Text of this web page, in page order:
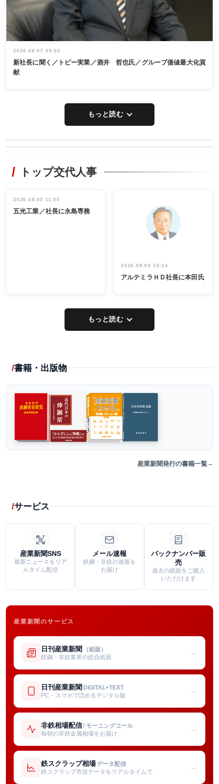
2026.08.07 05:00
新社長に聞く／トピー実業／酒井 哲也氏／グループ価値最大化貢
献
もっと読む
非鉄業界で
インタビュ
ー／社内ア
タックトレー
祝う 業界関
係者ら220人
出席
トップ交代人事
2026.08.05 11:00
五光工業／社長に永島専務
2026.08.04 15:14
アルテミラＨＤ社長に本田氏
もっと読む
書籍・出版物
産業新聞発行の書籍一覧
サービス
産業新聞SNS
最新ニュースをリア
ルタイム配信
メール速報
鉄鋼・非鉄の速報を
お届け
バックナンバー販
売
過去の紙面をご購入
いただけます
産業新聞のサービス
日刊産業新聞 （紙版）
鉄鋼・非鉄業界の総合紙面
→
日刊産業新聞 DIGITAL+TEXT
PC・スマホで読めるデジタル版
→
非鉄相場配信/ モーニングコール
毎朝の非鉄金属相場をお届け
→
鉄スクラップ相場 データ配信
鉄スクラップ市況データをリアルタイムで
→